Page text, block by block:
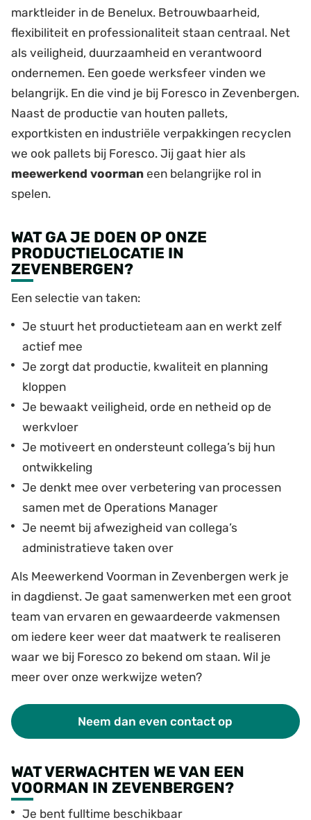
marktleider in de Benelux. Betrouwbaarheid,
flexibiliteit en professionaliteit staan centraal. Net
als veiligheid, duurzaamheid en verantwoord
ondernemen. Een goede werksfeer vinden we
belangrijk. En die vind je bij Foresco in Zevenbergen.
Naast de productie van houten pallets,
exportkisten en industriële verpakkingen recyclen
we ook pallets bij Foresco. Jij gaat hier als
meewerkend voorman een belangrijke rol in
spelen.
WAT GA JE DOEN OP ONZE
PRODUCTIELOCATIE IN
ZEVENBERGEN?
Een selectie van taken:
Je stuurt het productieteam aan en werkt zelf
actief mee
Je zorgt dat productie, kwaliteit en planning
kloppen
Je bewaakt veiligheid, orde en netheid op de
werkvloer
Je motiveert en ondersteunt collega’s bij hun
ontwikkeling
Je denkt mee over verbetering van processen
samen met de Operations Manager
Je neemt bij afwezigheid van collega’s
administratieve taken over
Als Meewerkend Voorman in Zevenbergen werk je
in dagdienst. Je gaat samenwerken met een groot
team van ervaren en gewaardeerde vakmensen
om iedere keer weer dat maatwerk te realiseren
waar we bij Foresco zo bekend om staan. Wil je
meer over onze werkwijze weten?
Neem dan even contact op
WAT VERWACHTEN WE VAN EEN
VOORMAN IN ZEVENBERGEN?
Je bent fulltime beschikbaar